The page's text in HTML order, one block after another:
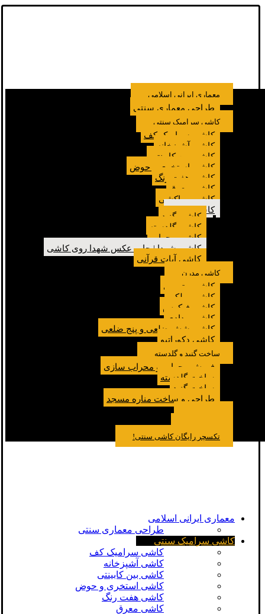
معماری ایرانی اسلامی
طراحی معماری سنتی
کاشی سرامیک سنتی
کاشی سرامیک کف
کاشی آشپزخانه
کاشی بین کابینتی
کاشی استخری و حوض
کاشی هفت رنگ
کاشی معرق
کاشی مراکشی
کاشی مسجد
کاشی گنبد
کاشی گلدسته
کاشی محراب
کاشی شهدا | چاپ عکس شهدا روی کاشی
کاشی آیات قرآنی
کاشی مدرن
کاشی مترویی
کاشی پولکی
کاشی فیکوس
کاشی مدادی
کاشی شش ضلعی و پنج ضلعی
کاشی دکوراتیو
ساخت گنبد و گلدسته
فروش محراب و محراب سازی
ساخت گلدسته
ساخت گنبد
طراحی و ساخت مناره مسجد
تکسچر رایگان کاشی سنتی!
معماری ایرانی اسلامی
طراحی معماری سنتی
کاشی سرامیک سنتی
کاشی سرامیک کف
کاشی آشپزخانه
کاشی بین کابینتی
کاشی استخری و حوض
کاشی هفت رنگ
کاشی معرق